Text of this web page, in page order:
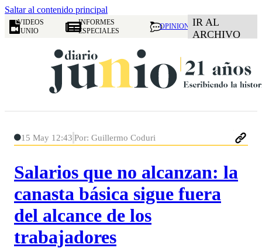
Saltar al contenido principal
VIDEOS
JUNIO
INFORMES
ESPECIALES
OPINION IR AL
ARCHIVO
15 May 12:43 Por: Guillermo Coduri
Salarios que no alcanzan: la
canasta básica sigue fuera
del alcance de los
trabajadores